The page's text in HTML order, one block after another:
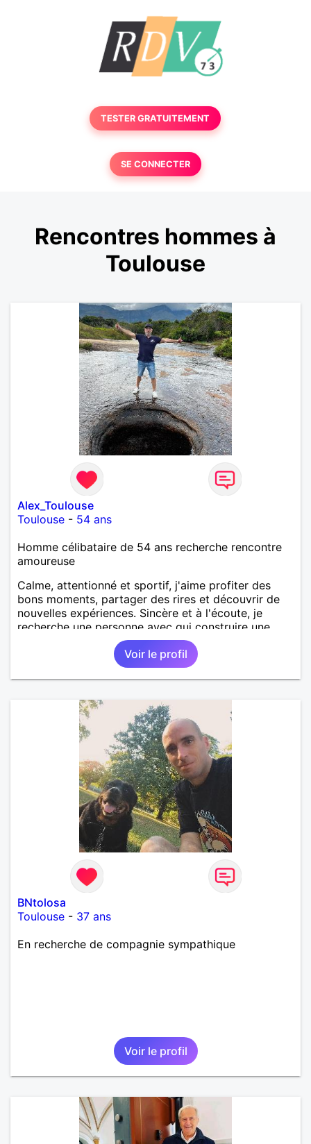
TESTER GRATUITEMENT
SE CONNECTER
Rencontres hommes à
Toulouse
Alex_Toulouse
Toulouse - 54 ans
Homme célibataire de 54 ans recherche rencontre
amoureuse
Calme, attentionné et sportif, j'aime profiter des
bons moments, partager des rires et découvrir de
nouvelles expériences. Sincère et à l'écoute, je
recherche une personne avec qui construire une
belle complicité et une relation authentique.
Voir le profil
BNtolosa
Toulouse - 37 ans
En recherche de compagnie sympathique
Voir le profil